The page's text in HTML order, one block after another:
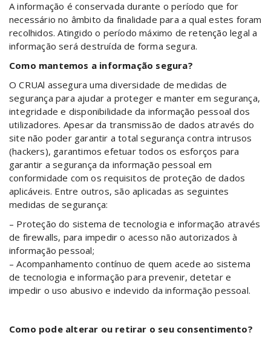
A informação é conservada durante o período que for
necessário no âmbito da finalidade para a qual estes foram
recolhidos. Atingido o período máximo de retenção legal a
informação será destruída de forma segura.
Como mantemos a informação segura?
O CRUAl assegura uma diversidade de medidas de
segurança para ajudar a proteger e manter em segurança,
integridade e disponibilidade da informação pessoal dos
utilizadores. Apesar da transmissão de dados através do
site não poder garantir a total segurança contra intrusos
(hackers), garantimos efetuar todos os esforços para
garantir a segurança da informação pessoal em
conformidade com os requisitos de proteção de dados
aplicáveis. Entre outros, são aplicadas as seguintes
medidas de segurança:
– Proteção do sistema de tecnologia e informação através
de firewalls, para impedir o acesso não autorizados à
informação pessoal;
– Acompanhamento contínuo de quem acede ao sistema
de tecnologia e informação para prevenir, detetar e
impedir o uso abusivo e indevido da informação pessoal.
Como pode alterar ou retirar o seu consentimento?